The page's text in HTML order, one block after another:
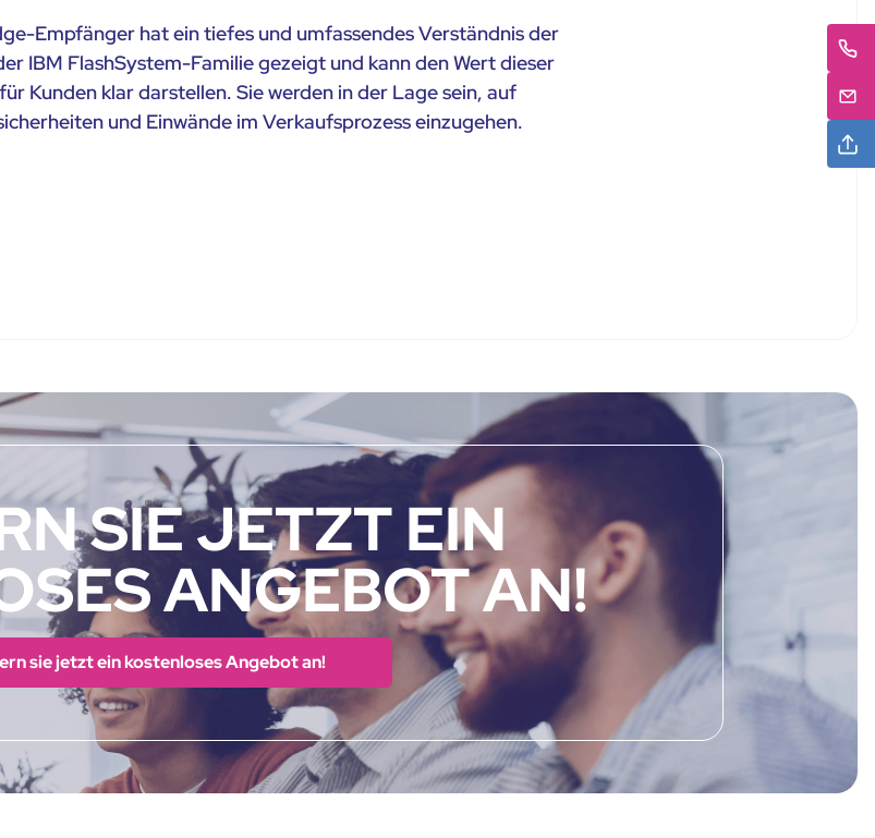
Empfänger hat ein tiefes und umfassendes Verständnis der
IBM FlashSystem-Familie gezeigt und kann den Wert dieser
Kunden klar darstellen. Sie werden in der Lage sein, auf
und Einwände im Verkaufsprozess einzugehen.
SIE JETZT EIN
ANGEBOT AN!
sie jetzt ein kostenloses Angebot an!